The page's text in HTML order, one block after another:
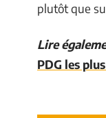
plutôt que
Lire
PDG les